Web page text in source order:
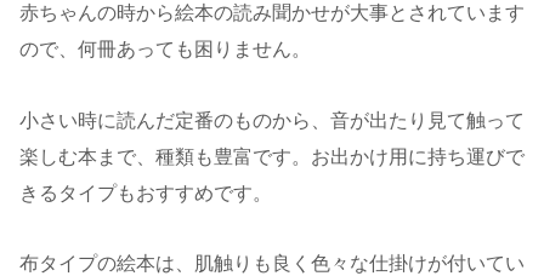
赤ちゃんの時から絵本の読み聞かせが大事とされています
ので、何冊あっても困りません。
小さい時に読んだ定番のものから、音が出たり見て触って
楽しむ本まで、種類も豊富です。お出かけ用に持ち運びで
きるタイプもおすすめです。
布タイプの絵本は、肌触りも良く色々な仕掛けが付いてい